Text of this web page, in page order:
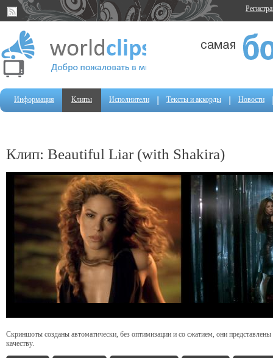
Информация Клипы Исполнители Тексты и аккорды Новости
Клип: Beautiful Liar (with Shakira)
Скриншоты созданы автоматически, без оптимизации и со сжатием, они
качеству.